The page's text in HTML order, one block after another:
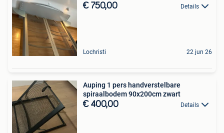
€ 750,00 Details
Lochristi 22 jun 26
Auping 1 pers handverstelbare
spiraalbodem 90x200cm zwart
€ 400,00 Details